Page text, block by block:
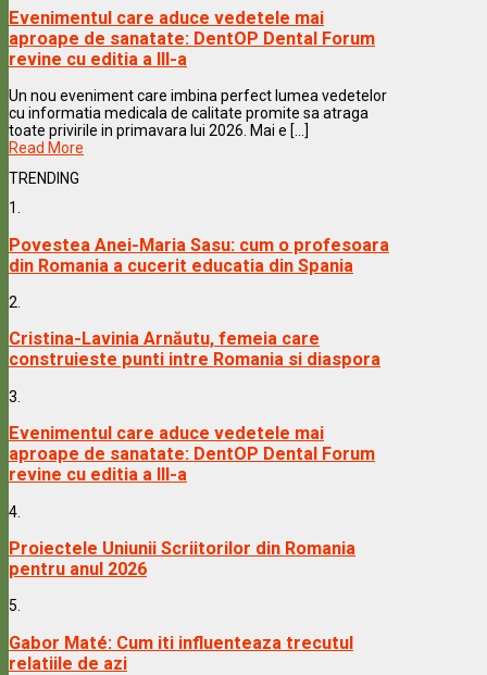
Evenimentul care aduce vedetele mai
aproape de sanatate: DentOP Dental Forum
revine cu editia a III-a
Un nou eveniment care imbina perfect lumea vedetelor
cu informatia medicala de calitate promite sa atraga
toate privirile in primavara lui 2026. Mai e [...]
Read More
TRENDING
1.
Povestea Anei-Maria Sasu: cum o profesoara
din Romania a cucerit educatia din Spania
2.
Cristina-Lavinia Arnăutu, femeia care
construieste punti intre Romania si diaspora
3.
Evenimentul care aduce vedetele mai
aproape de sanatate: DentOP Dental Forum
revine cu editia a III-a
4.
Proiectele Uniunii Scriitorilor din Romania
pentru anul 2026
5.
Gabor Maté: Cum iti influenteaza trecutul
relatiile de azi